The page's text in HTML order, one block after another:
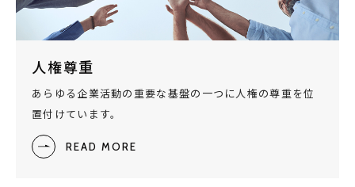
人権尊重
あらゆる企業活動の重要な基盤の一つに人権の尊重を位
置付けています。
READ MORE